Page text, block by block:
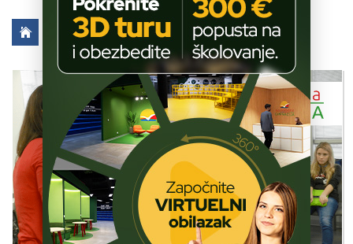
PROGRAM
SAVREMENO
OBRAZOVANJE
IT I
TEHNOLOGIJA
VESTI
ERASMUS+
OSNOVNA
ŠKOLA
AKTUELNO ŠKOLSKE PRIČE MEĐUNARODNI DAN TOLERANCIJE
POZOVITE NAS »